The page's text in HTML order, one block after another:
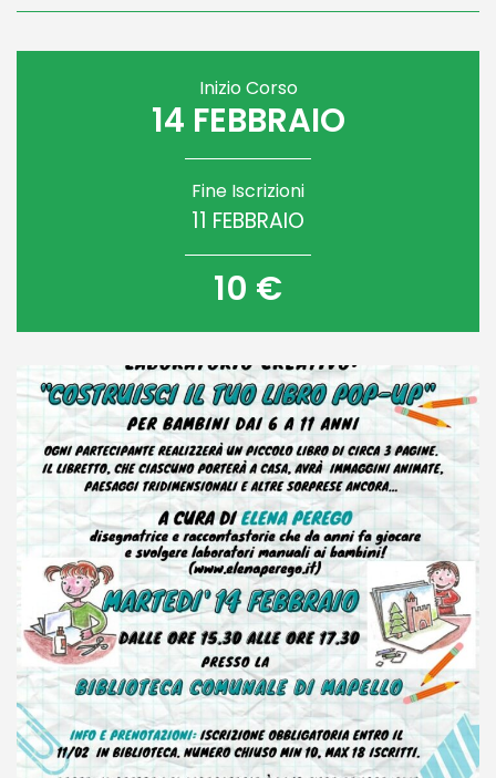
Inizio Corso
14 FEBBRAIO
Fine Iscrizioni
11 FEBBRAIO
10 €